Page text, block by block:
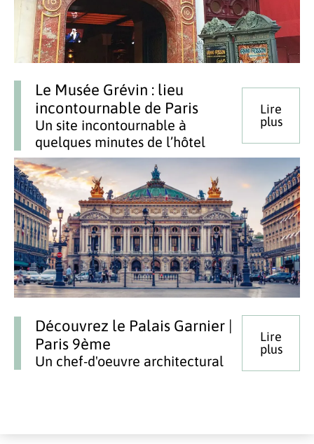
Le Musée Grévin : lieu
incontournable de Paris
Un site incontournable à
quelques minutes de l’hôtel
Lire
plus
Découvrez le Palais Garnier |
Paris 9ème
Un chef-d'oeuvre architectural
Lire
plus